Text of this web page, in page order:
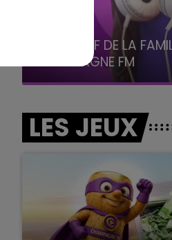
LE BEST OF DE LA
CHAMPAGNE FM
LES JEUX